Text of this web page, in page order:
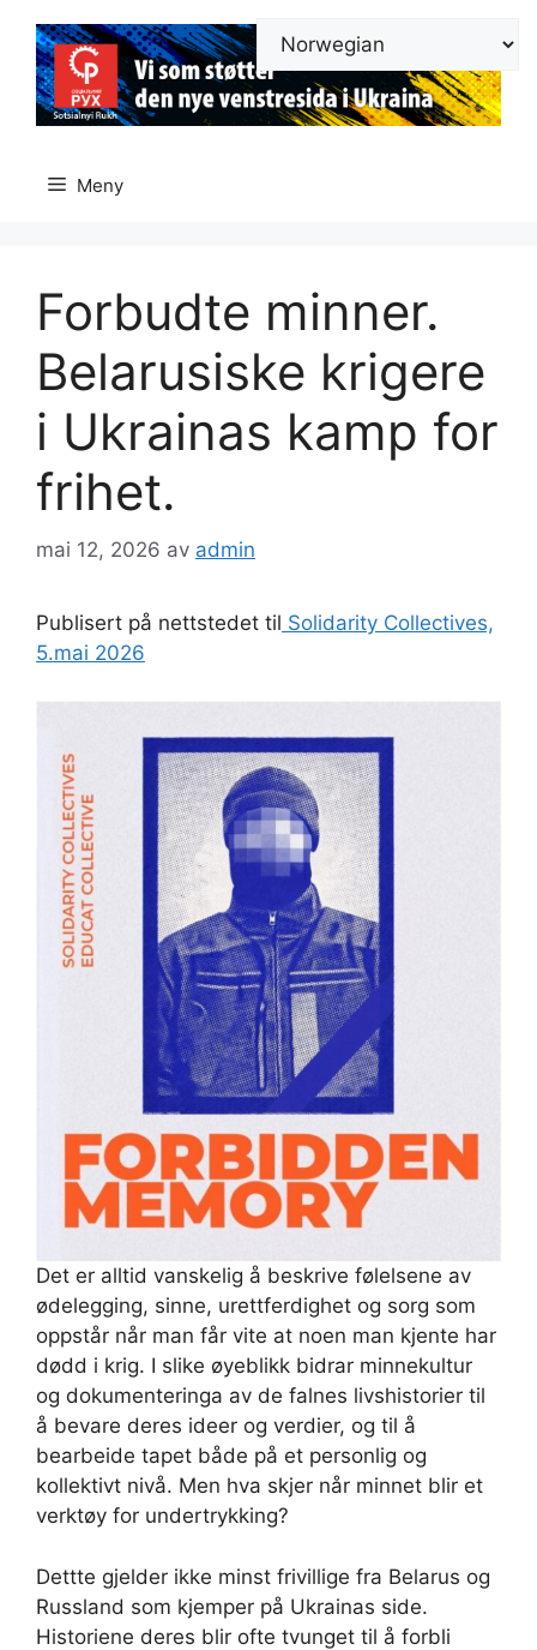
innhold
Meny
Forbudte minner.
Belarusiske krigere
i Ukrainas kamp for
frihet.
mai 12, 2026 av admin
Publisert på nettstedet til Solidarity Collectives,
5.mai 2026
Det er alltid vanskelig å beskrive følelsene av
ødelegging, sinne, urettferdighet og sorg som
oppstår når man får vite at noen man kjente har
dødd i krig. I slike øyeblikk bidrar minnekultur
og dokumenteringa av de falnes livshistorier til
å bevare deres ideer og verdier, og til å
bearbeide tapet både på et personlig og
kollektivt nivå. Men hva skjer når minnet blir et
verktøy for undertrykking?
Dettte gjelder ikke minst frivillige fra Belarus og
Russland som kjemper på Ukrainas side.
Historiene deres blir ofte tvunget til å forbli